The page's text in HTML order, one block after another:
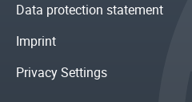
Data protection statement
Imprint
Privacy Settings